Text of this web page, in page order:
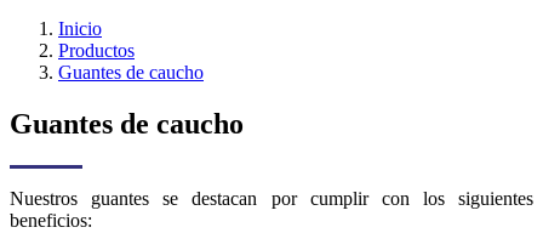
Inicio
Productos
Guantes de caucho
Guantes de caucho
Nuestros guantes se destacan por cumplir con los siguientes
beneficios: